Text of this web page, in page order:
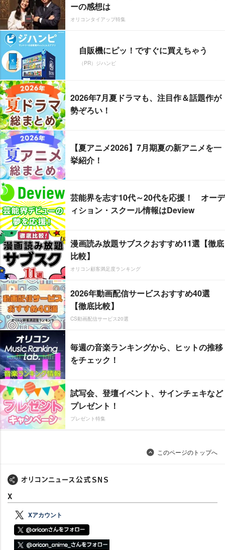
ーの感想は
オリコンタイアップ特集
自販機にピッ！ですぐに買えちゃう
（PR）ジハンピ
2026年7月夏ドラマも、注目作＆話題作が
勢ぞろい！
【夏アニメ2026】7月期夏の新アニメを一
挙紹介！
芸能界を志す10代～20代を応援！ オーデ
ィション・スクール情報はDeview
漫画読み放題サブスクおすすめ11選【徹底
比較】
オリコン顧客満足度ランキング
2026年動画配信サービスおすすめ40選
【徹底比較】
CS動画配信サービス20選
毎週の音楽ランキングから、ヒットの推移
をチェック！
試写会、登壇イベント、サインチェキなど
プレゼント！
プレゼント特集
このページのトップへ
X
Xアカウント